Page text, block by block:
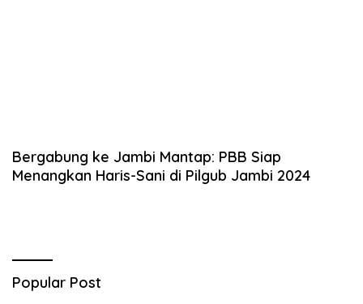
Bergabung ke Jambi Mantap: PBB Siap
Menangkan Haris-Sani di Pilgub Jambi 2024
Popular Post